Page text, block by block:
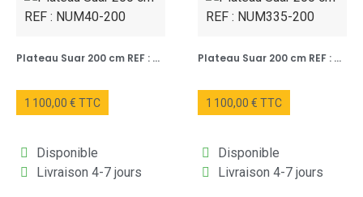
Plateau Suar 200 cm REF : NUM40-200
1 100,00 € TTC
Disponible
Livraison 4-7 jours
Plateau Suar 200 cm REF : NUM335-200
1 100,00 € TTC
Disponible
Livraison 4-7 jours